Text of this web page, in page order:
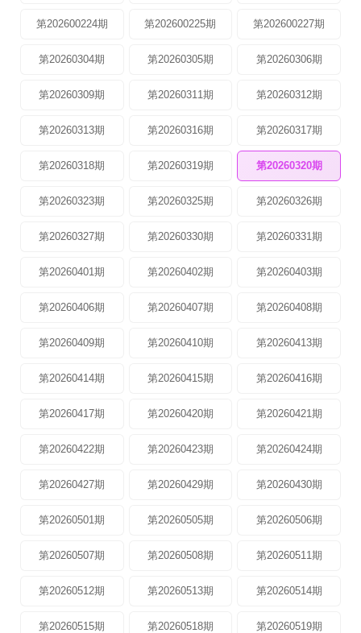
第202600224期 第202600225期 第202600227期
第20260304期 第20260305期 第20260306期
第20260309期 第20260311期 第20260312期
第20260313期 第20260316期 第20260317期
第20260318期 第20260319期 第20260320期
第20260323期 第20260325期 第20260326期
第20260327期 第20260330期 第20260331期
第20260401期 第20260402期 第20260403期
第20260406期 第20260407期 第20260408期
第20260409期 第20260410期 第20260413期
第20260414期 第20260415期 第20260416期
第20260417期 第20260420期 第20260421期
第20260422期 第20260423期 第20260424期
第20260427期 第20260429期 第20260430期
第20260501期 第20260505期 第20260506期
第20260507期 第20260508期 第20260511期
第20260512期 第20260513期 第20260514期
第20260515期 第20260518期 第20260519期